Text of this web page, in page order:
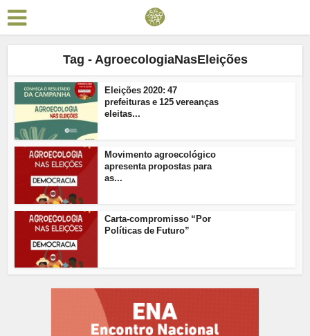
Tag - AgroecologiaNasEleições
Eleições 2020: 47
prefeituras e 125 vereanças
eleitas...
Movimento agroecológico
apresenta propostas para
as...
Carta-compromisso “Por
Políticas de Futuro”